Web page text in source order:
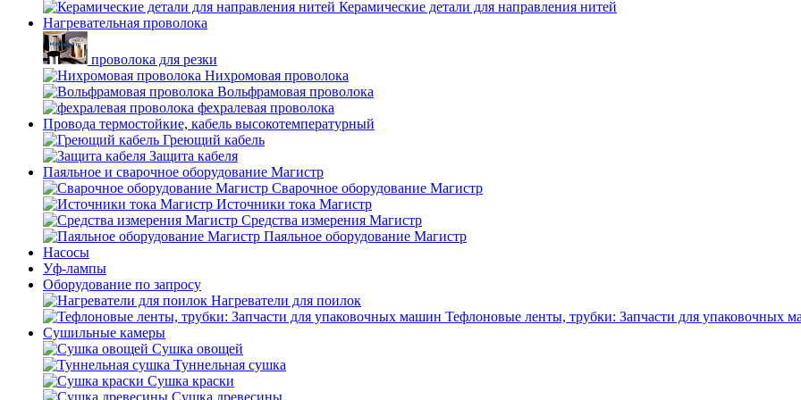
Керамические детали для направления нитей
Нагревательная проволока
проволока для резки
Нихромовая проволока
Вольфрамовая проволока
фехралевая проволока
Провода термостойкие, кабель высокотемпературный
Греющий кабель
Защита кабеля
Паяльное и сварочное оборудование Магистр
Сварочное оборудование Магистр
Источники тока Магистр
Средства измерения Магистр
Паяльное оборудование Магистр
Насосы
Уф-лампы
Оборудование по запросу
Нагреватели для поилок
Тефлоновые ленты, трубки: Запчасти для упаковочных
Сушильные камеры
Сушка овощей
Туннельная сушка
Сушка краски
Сушка древесины